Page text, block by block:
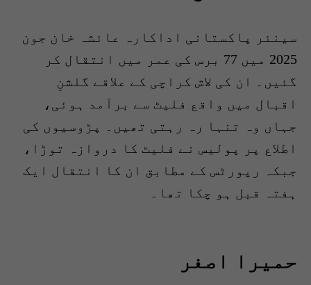
سینئر پاکستانی اداکارہ عائشہ خان جون
2025 میں 77 برس کی عمر میں انتقال کر
گئیں۔ ان کی لاش کراچی کے علاقے گلشنِ
اقبال میں واقع فلیٹ سے برآمد ہوئی،
جہاں وہ تنہا رہ رہتی تھیں۔ پڑوسیوں کی
اطلاع پر پولیس نے فلیٹ کا دروازہ توڑا،
جبکہ رپورٹس کے مطابق ان کا انتقال ایک
ہفتہ قبل ہو چکا تھا۔
حمیرا اصغر